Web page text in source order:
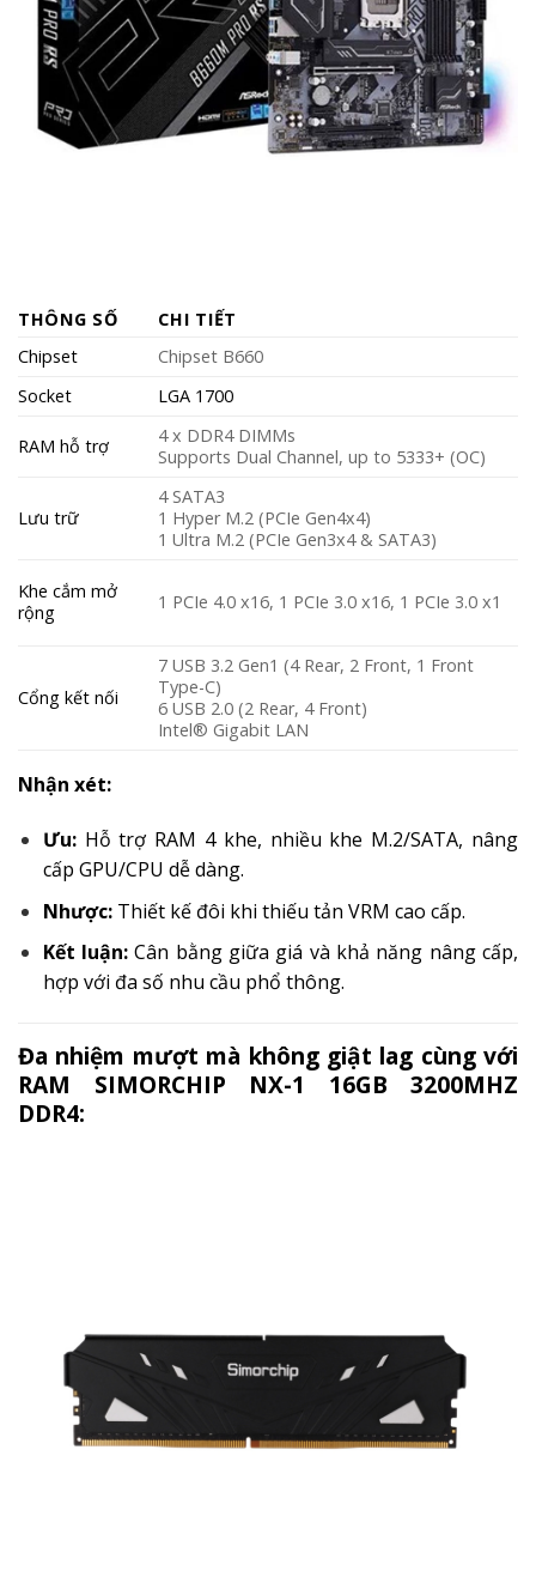
THÔNG SỐ
CHI TIẾT
Chipset
Chipset B660
Socket
LGA 1700
RAM hỗ trợ
4 x DDR4 DIMMs
Supports Dual Channel, up to 5333+ (OC)
Lưu trữ
4 SATA3
1 Hyper M.2 (PCIe Gen4x4)
1 Ultra M.2 (PCIe Gen3x4 & SATA3)
Khe cắm mở
rộng
1 PCIe 4.0 x16, 1 PCIe 3.0 x16, 1 PCIe 3.0 x1
Cổng kết nối
7 USB 3.2 Gen1 (4 Rear, 2 Front, 1 Front
Type-C)
6 USB 2.0 (2 Rear, 4 Front)
Intel® Gigabit LAN
Nhận xét:
Ưu:Hỗ trợ RAM 4 khe, nhiều khe M.2/SATA, nâng
cấp GPU/CPU dễ dàng.
Nhược:Thiết kế đôi khi thiếu tản VRM cao cấp.
Kết luận: Cân bằng giữa giá và khả năng nâng cấp,
hợp với đa số nhu cầu phổ thông.
Đa nhiệm mượt mà không giật lag cùng với
RAM SIMORCHIP NX-1 16GB 3200MHZ
DDR4: